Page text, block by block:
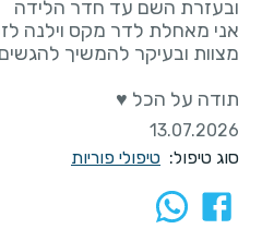
אני מאחלת לדר מקס וילנה
תודה על הכל ♥️
13.07.2026
סוג טיפול: טיפולי פוריות